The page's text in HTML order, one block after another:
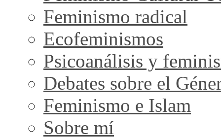
Feminismo radical
Ecofeminismos
Psicoanálisis y
Debates sobre el
Feminismo e Islam
Sobre mí